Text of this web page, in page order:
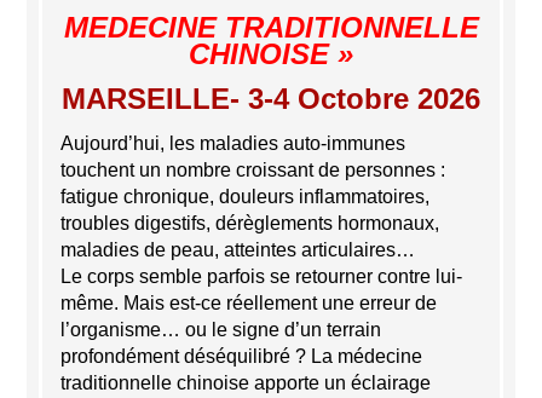
MEDECINE TRADITIONNELLE
CHINOISE »
MARSEILLE- 3-4 Octobre 2026
Aujourd’hui, les maladies auto-immunes
touchent un nombre croissant de personnes :
fatigue chronique, douleurs inflammatoires,
troubles digestifs, dérèglements hormonaux,
maladies de peau, atteintes articulaires…
Le corps semble parfois se retourner contre lui-
même. Mais est-ce réellement une erreur de
l’organisme… ou le signe d’un terrain
profondément déséquilibré ? La médecine
traditionnelle chinoise apporte un éclairage